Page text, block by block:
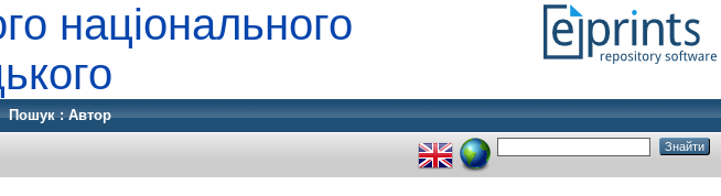
національного
Пошук : Автор